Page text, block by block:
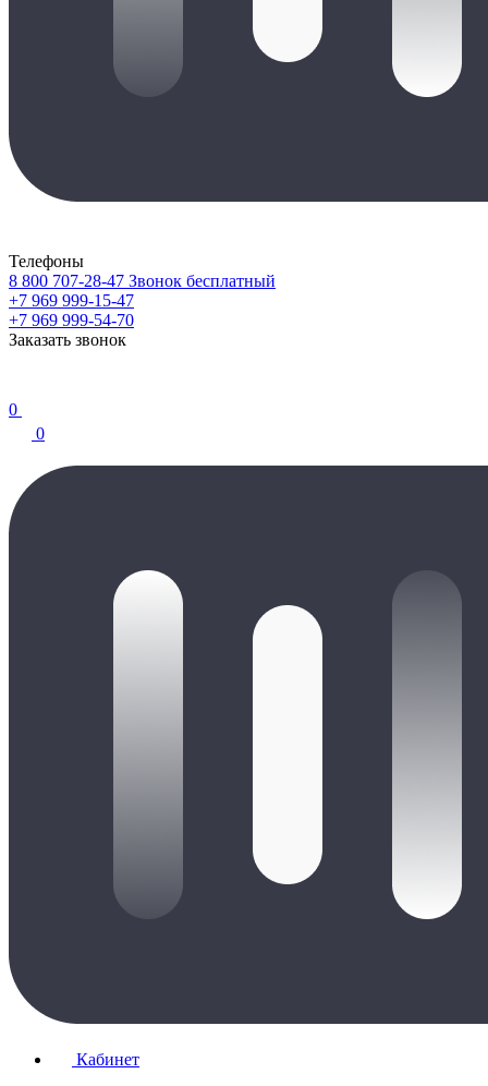
Телефоны
8 800 707-28-47 Звонок бесплатный
+7 969 999-15-47
+7 969 999-54-70
Заказать звонок
0
0
Кабинет